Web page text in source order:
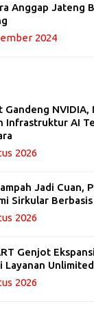
Anggap Jateng
2024
Gandeng
Infrastruktur AI
2026
Jadi Cuan,
Sirkular
2026
Genjot
Layanan Unlimited
2026